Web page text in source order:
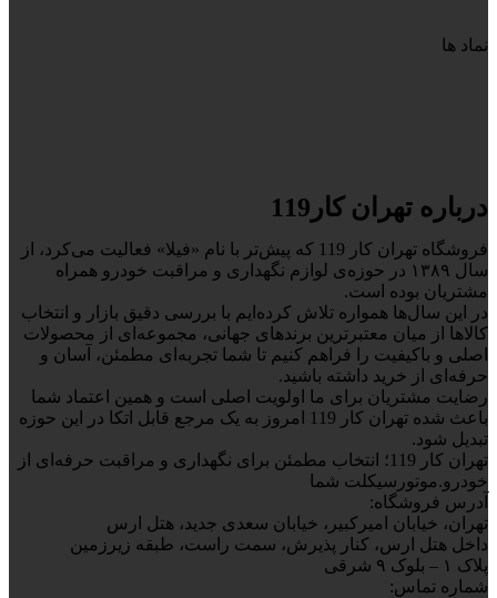
نماد ها
درباره تهران کار119
فروشگاه تهران کار 119 که پیش‌تر با نام «فیلا» فعالیت می‌کرد، از
سال ۱۳۸۹ در حوزه‌ی لوازم نگهداری و مراقبت خودرو همراه
مشتریان بوده است.
در این سال‌ها همواره تلاش کرده‌ایم با بررسی دقیق بازار و انتخاب
کالاها از میان معتبرترین برندهای جهانی، مجموعه‌ای از محصولات
اصلی و باکیفیت را فراهم کنیم تا شما تجربه‌ای مطمئن، آسان و
حرفه‌ای از خرید داشته باشید.
رضایت مشتریان برای ما اولویت اصلی است و همین اعتماد شما
باعث شده تهران کار 119 امروز به یک مرجع قابل اتکا در این حوزه
تبدیل شود.
تهران کار 119؛ انتخاب مطمئن برای نگهداری و مراقبت حرفه‌ای از
خودرو.موتورسیکلت شما
آدرس فروشگاه:
تهران، خیابان امیرکبیر، خیابان سعدی جدید، هتل ارس
داخل هتل ارس، کنار پذیرش، سمت راست، طبقه زیرزمین
پلاک ۱ – بلوک ۹ شرقی
شماره تماس: